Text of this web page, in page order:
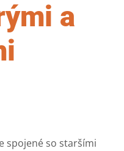
a
spojené so staršími